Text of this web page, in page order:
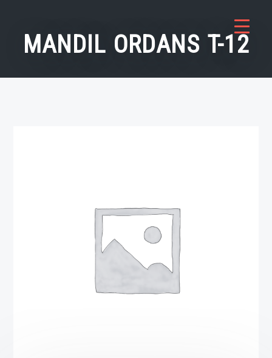
contenidoMANDIL ORDANS T-12